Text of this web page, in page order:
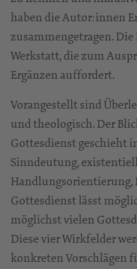
haben die Autor:innen
zusammengetragen.
Werkstatt, die zum
Ergänzen auffordert.
Vorangestellt sind
und theologisch. Der
Gottesdienst geschieht
Sinndeutung,
Handlungsorientierung,
Gottesdienst lässt
möglichst vielen
Diese vier Wirkfelder
konkreten Vorschlägen